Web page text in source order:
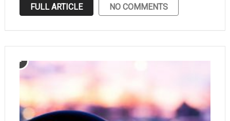
FULL ARTICLE
NO COMMENTS